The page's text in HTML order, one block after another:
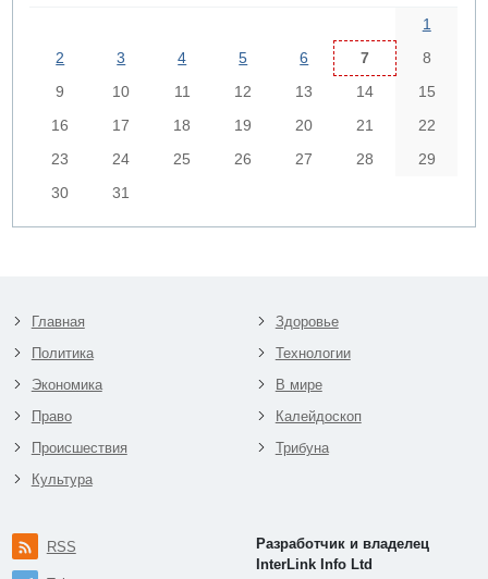
1
2
3 4 5 6 7
8
9
10 11 12 13 14
15
16
17 18 19 20 21
22
23
24 25 26 27 28
29
30
31
Главная
Политика
Экономика
Право
Происшествия
Культура
Здоровье
Технологии
В мире
Калейдоскоп
Трибуна
RSS
Разработчик и владелец
InterLink Info Ltd